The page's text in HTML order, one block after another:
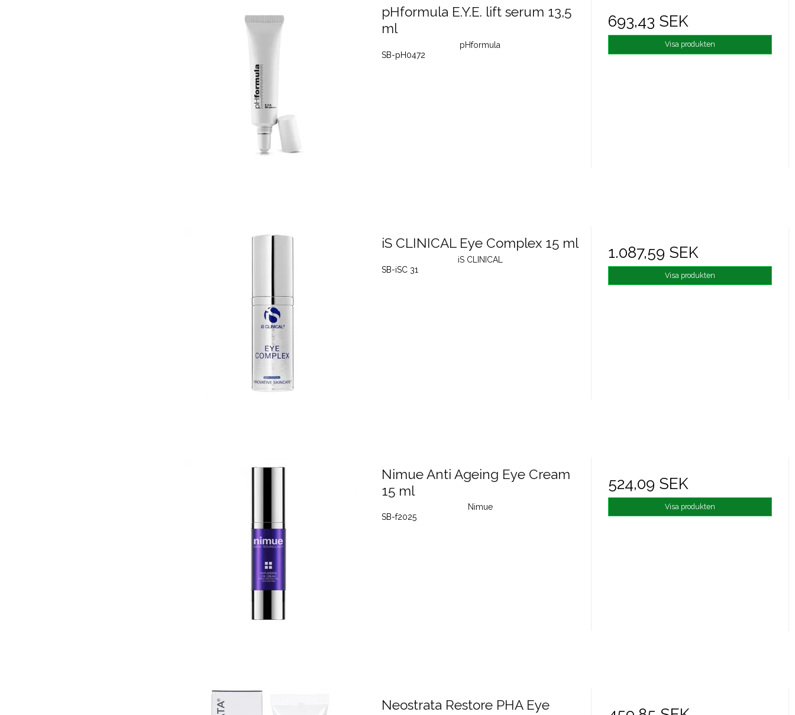
pHformula E.Y.E. lift serum 13,5
ml
pHformula
SB-pH0472
693,43 SEK
Visa produkten
iS CLINICAL Eye Complex 15 ml
iS CLINICAL
SB-iSC 31
1.087,59 SEK
Visa produkten
Nimue Anti Ageing Eye Cream
15 ml
Nimue
SB-f2025
524,09 SEK
Visa produkten
Neostrata Restore PHA Eye